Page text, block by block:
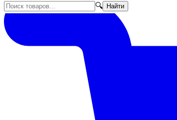
🔍
Найти